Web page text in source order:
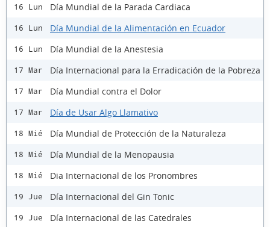
16 Lun Día Mundial de la Parada Cardiaca
16 Lun Día Mundial de la Alimentación en Ecuador
16 Lun Día Mundial de la Anestesia
17 Mar Día Internacional para la Erradicación de la Pobreza
17 Mar Día Mundial contra el Dolor
17 Mar Día de Usar Algo Llamativo
18 Mié Día Mundial de Protección de la Naturaleza
18 Mié Día Mundial de la Menopausia
18 Mié Dia Internacional de los Pronombres
19 Jue Día Internacional del Gin Tonic
19 Jue Día Internacional de las Catedrales